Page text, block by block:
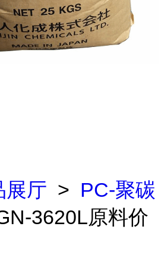
展厅 > PC-聚碳
3620L原料价